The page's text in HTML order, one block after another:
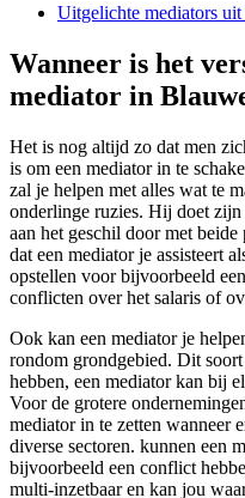
Uitgelichte mediators
Wanneer is het
mediator in
Het is nog altijd zo dat men
is om een mediator in te
zal je helpen met alles wat te
onderlinge ruzies. Hij doet zijn
aan het geschil door met
dat een mediator je assisteert
opstellen voor bijvoorbeeld
conflicten over het salaris of
Ook kan een mediator je
rondom grondgebied. Dit
hebben, een mediator kan bij
Voor de grotere
mediator in te zetten wanneer
diverse sectoren. kunnen een
bijvoorbeeld een conflict
multi-inzetbaar en kan jou